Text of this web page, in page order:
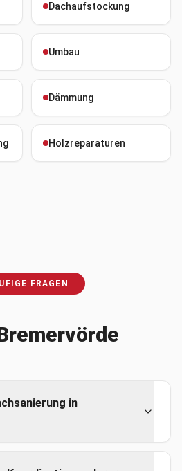
Dachaufstockung
Umbau
Dämmung
Holzreparaturen
FRAGEN
in